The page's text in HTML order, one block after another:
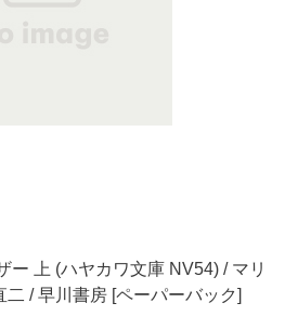
ー 上 (ハヤカワ文庫 NV54) / マリ
/ 早川書房 [ペーパーバック]